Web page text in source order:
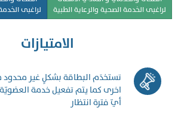
لراغبى الخدمة الصحية والرعاية الطبية
لراغبى
الامتيازات
تستخدَم البطاقة بشكلٍ غير
اخرى كما يتم تفعيل خدمة
أيّ فترة انتظار